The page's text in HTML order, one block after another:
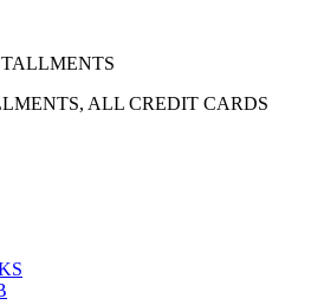
ALL CREDIT CARDS